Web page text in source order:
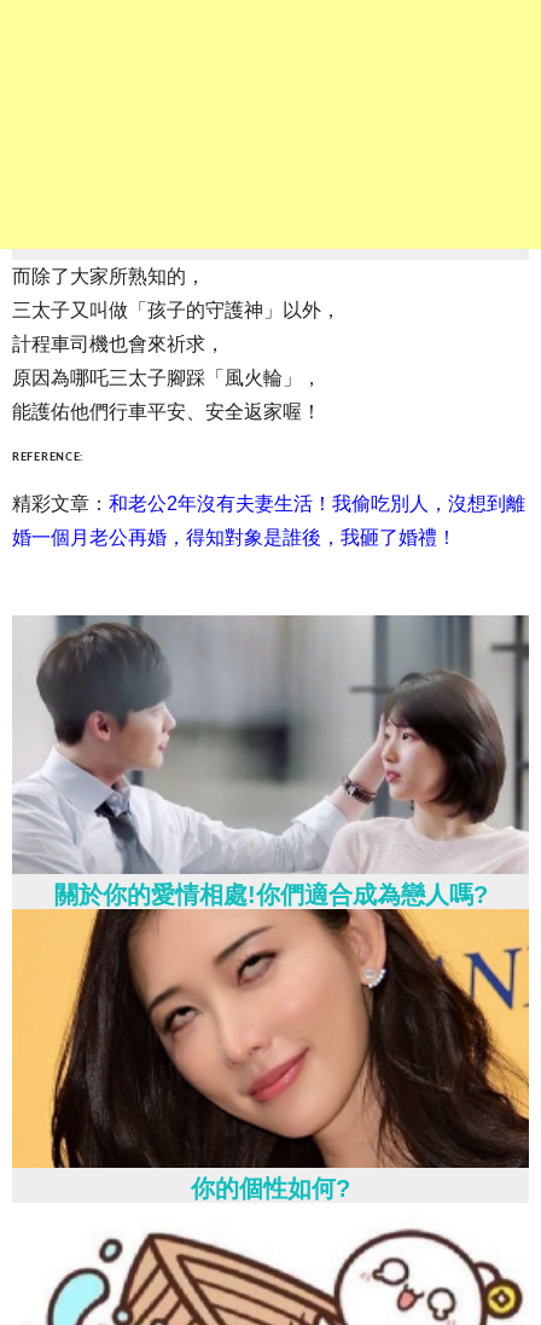
而除了大家所熟知的，
三太子又叫做「孩子的守護神」以外，
計程車司機也會來祈求，
原因為哪吒三太子腳踩「風火輪」，
能護佑他們行車平安、安全返家喔！
REFERENCE:
精彩文章： 和老公2年沒有夫妻生活！我偷吃別人，沒想到離
婚一個月老公再婚，得知對象是誰後，我砸了婚禮！
關於你的愛情相處!你們適合成為戀人嗎?
你的個性如何?